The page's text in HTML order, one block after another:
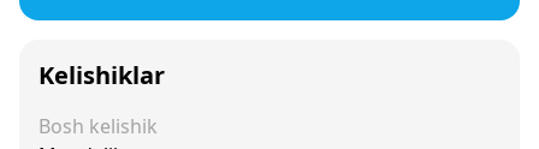
Kelishiklar
Bosh kelishik